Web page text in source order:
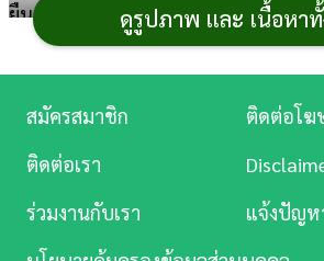
ยืนยันอย่างเป็นทางการอีกครั้ง โดย
ต้นสังกัดของพัคชินฮเย ว่างานแต่งงาน
กรุงโซล วันที่ 22 มกราคม 2022 (อ่านข่
ไปร่วมแสดงความยินดีกับเรื่องราวดี ๆ ส่
แดงคนใหม่ของวงการบันเทิงเกาหลีกัน
ดูรูปภาพ และ เนื้อหา
ดู
Music
สมัครสมาชิก
ติดต่อโ
ติดต่อเรา
ร่วมงานกับเรา
แจ้งปัญห